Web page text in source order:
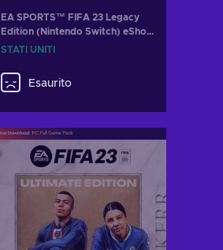
EA SPORTS™ FIFA 23 Legacy
Edition (Nintendo Switch) eShop
Key UNITED STATES
STATI UNITI
Esaurito